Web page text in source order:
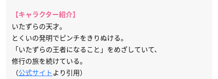
【キャラクター紹介】
いたずらの天才。
とくいの発明でピンチをきりぬける。
「いたずらの王者になること」をめざしていて、
修行の旅を続けている。
（公式サイト より引用）